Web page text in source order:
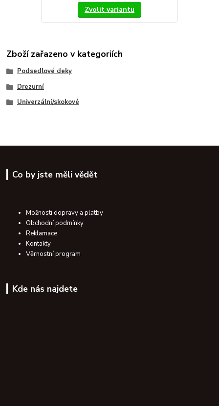
Zvolit variantu
Zboží zařazeno v kategoriích
Podsedlové deky
Drezurní
Univerzální/skokové
Co by jste měli vědět
Možnosti dopravy a platby
Obchodní podmínky
Reklamace
Kontakty
Věrnostní program
Kde nás najdete